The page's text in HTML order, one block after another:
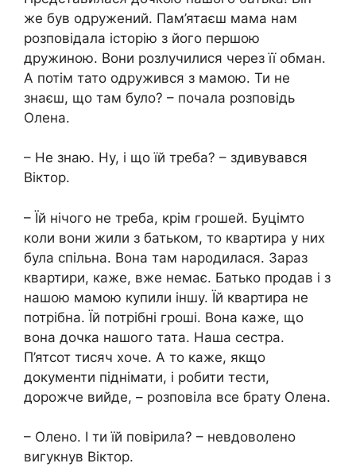
же був одружений. Пам’ятаєш мама нам
розповідала історію з його першою
дружиною. Вони розлучилися через її обман.
А потім тато одружився з мамою. Ти не
знаєш, що там було? – почала розповідь
Олена.
– Не знаю. Ну, і що їй треба? – здивувався
Віктор.
– Їй нічого не треба, крім грошей. Буцімто
коли вони жили з батьком, то квартира у них
була спільна. Вона там народилася. Зараз
квартири, каже, вже немає. Батько продав і з
нашою мамою купили іншу. Їй квартира не
потрібна. Їй потрібні гроші. Вона каже, що
вона дочка нашого тата. Наша сестра.
П’ятсот тисяч хоче. А то каже, якщо
документи піднімати, і робити тести,
дорожче вийде, – розповіла все брату Олена.
– Олено. І ти їй повірила? – невдоволено
вигукнув Віктор.